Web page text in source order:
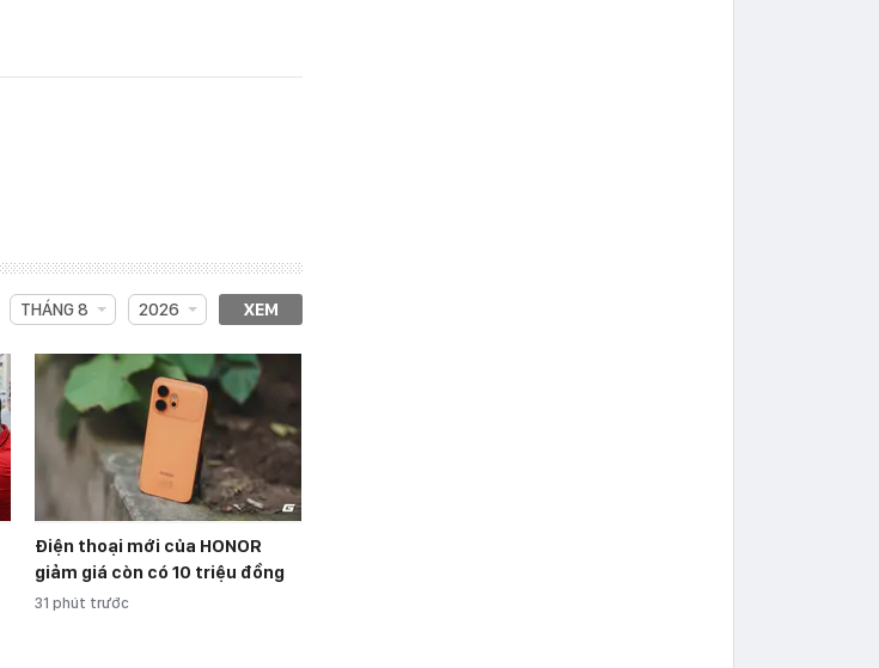
THÁNG 8 2026 XEM
Điện thoại mới của HONOR
giảm giá còn có 10 triệu đồng
31 phút trước